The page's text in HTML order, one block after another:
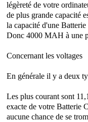
légèreté de votre
de plus grande capacité
la capacité d'une
Donc 4000 MAH à une
Concernant les voltages
En générale il y a deux
Les plus courant sont
exacte de votre Batterie
aucune chance de se